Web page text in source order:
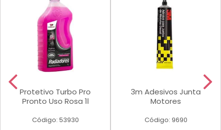
Protetivo Turbo Pro
Pronto Uso Rosa 1l
Código: 53930
3m Adesivos Junta
Motores
Código: 9690